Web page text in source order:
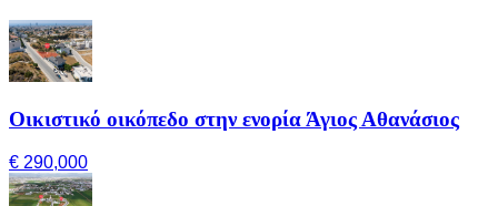
Οικιστικό οικόπεδο στην ενορία Άγιος Αθανάσιος
€ 290,000